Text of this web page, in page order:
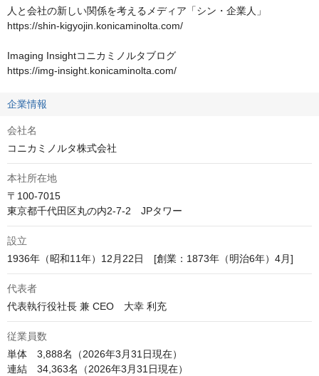
人と会社の新しい関係を考えるメディア「シン・企業人」
https://shin-kigyojin.konicaminolta.com/
Imaging Insightコニカミノルタブログ
https://img-insight.konicaminolta.com/
企業情報
会社名
コニカミノルタ株式会社
本社所在地
〒100-7015
東京都千代田区丸の内2-7-2　JPタワー
設立
1936年（昭和11年）12月22日　[創業：1873年（明治6年）4月]
代表者
代表執行役社長 兼 CEO　大幸 利充
従業員数
単体　3,888名（2026年3月31日現在）
連結　34,363名（2026年3月31日現在）